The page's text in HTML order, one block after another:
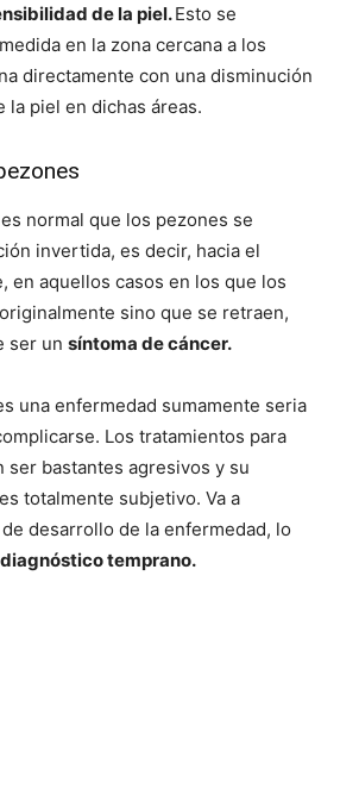
de la piel.Esto se
en la zona cercana a los
directamente con una disminución
la piel en dichas áreas.
normal que los pezones se
invertida, es decir, hacia el
en aquellos casos en los que los
sino que se retraen,
ser un síntoma de cáncer.
una enfermedad sumamente seria
Los tratamientos para
ser bastantes agresivos y su
totalmente subjetivo. Va a
desarrollo de la enfermedad, lo
diagnóstico temprano.